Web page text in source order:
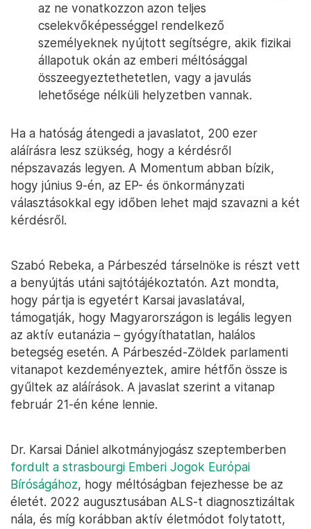
az ne vonatkozzon azon teljes
cselekvőképességgel rendelkező
személyeknek nyújtott segítségre, akik fizikai
állapotuk okán az emberi méltósággal
összeegyeztethetetlen, vagy a javulás
lehetősége nélküli helyzetben vannak.
Ha a hatóság átengedi a javaslatot, 200 ezer
aláírásra lesz szükség, hogy a kérdésről
népszavazás legyen. A Momentum abban bízik,
hogy június 9-én, az EP- és önkormányzati
választásokkal egy időben lehet majd szavazni a két
kérdésről.
Szabó Rebeka, a Párbeszéd társelnöke is részt vett
a benyújtás utáni sajtótájékoztatón. Azt mondta,
hogy pártja is egyetért Karsai javaslatával,
támogatják, hogy Magyarországon is legális legyen
az aktív eutanázia – gyógyíthatatlan, halálos
betegség esetén. A Párbeszéd-Zöldek parlamenti
vitanapot kezdeményeztek, amire hétfőn össze is
gyűltek az aláírások. A javaslat szerint a vitanap
február 21-én kéne lennie.
Dr. Karsai Dániel alkotmányjogász szeptemberben
fordult a strasbourgi Emberi Jogok Európai
Bíróságához, hogy méltóságban fejezhesse be az
életét. 2022 augusztusában ALS-t diagnosztizáltak
nála, és míg korábban aktív életmódot folytatott,